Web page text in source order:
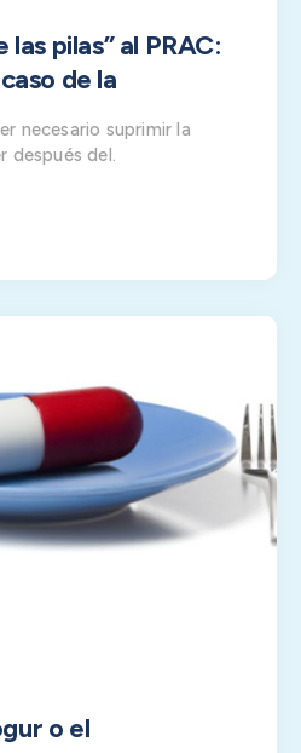
las pilas” al PRAC:
de la
necesario suprimir la
después del.
o el